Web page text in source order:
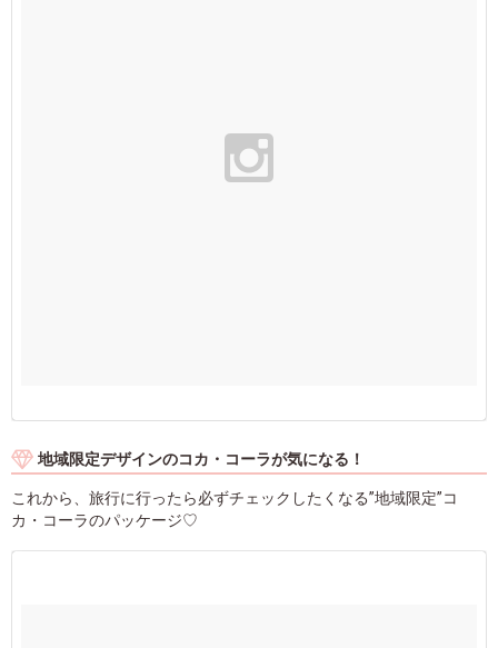
地域限定デザインのコカ・コーラが気になる！
これから、旅行に行ったら必ずチェックしたくなる”地域限定”コ
カ・コーラのパッケージ♡